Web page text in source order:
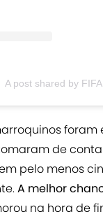
A post shared by
de
pelo menos
A melhor
na hora de